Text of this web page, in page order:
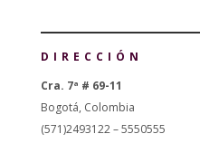
DIRECCIÓN
Cra. 7ª # 69-11
Bogotá, Colombia
(571)2493122 – 5550555